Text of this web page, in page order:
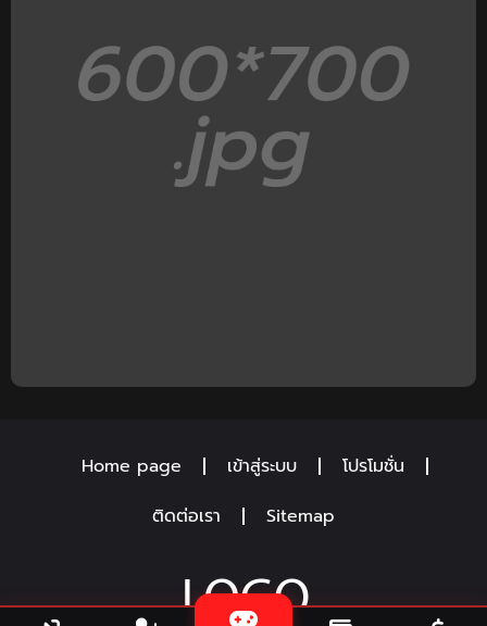
Home page เข้าสู่ระบบ
โปรโมชั่น
ติดต่อเรา
Sitemap